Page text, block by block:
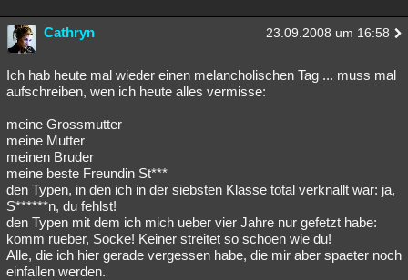
Cathryn 23.09.2008 um 16:58
Ich hab heute mal wieder einen melancholischen Tag ... muss mal
aufschreiben, wen ich heute alles vermisse:
meine Grossmutter
meine Mutter
meinen Bruder
meine beste Freundin St***
den Typen, in den ich in der siebsten Klasse total verknallt war: ja,
S******n, du fehlst!
den Typen mit dem ich mich ueber vier Jahre nur gefetzt habe:
komm rueber, Socke! Keiner streitet so schoen wie du!
Alle, die ich hier gerade vergessen habe, die mir aber spaeter noch
einfallen werden.